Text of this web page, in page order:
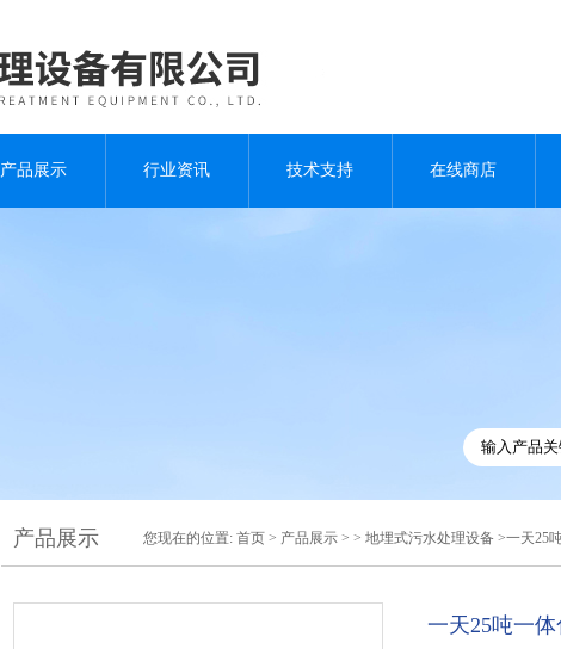
产品展示 行业资讯 技术支持 在线商店
产品展示 您现在的位置: 首页 > 产品展示 > > 地埋式污水处理设备 >一天25
一天25吨一